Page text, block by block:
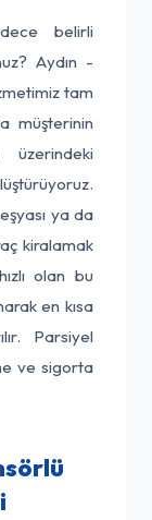
belirli
Aydın -
tam
müşterinin
üzerindeki
ya da
kiralamak
olan bu
en kısa
Parsiyel
ve sigorta